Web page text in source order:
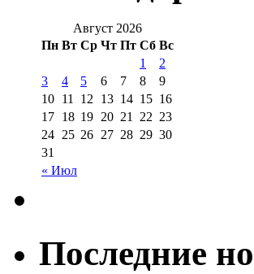
Август 2026
Пн Вт Ср Чт Пт Сб Вс
« Июл
1
2
3
4 5 6 7 8
9
10 11 12 13 14 15 16
17 18 19 20 21 22 23
24 25 26 27 28 29 30
31
Последние